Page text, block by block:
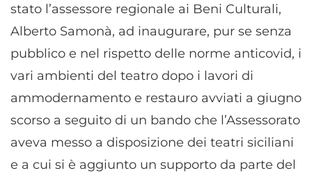
stato l’assessore regionale ai Beni Culturali,
Alberto Samonà, ad inaugurare, pur se senza
pubblico e nel rispetto delle norme anticovid, i
vari ambienti del teatro dopo i lavori di
ammodernamento e restauro avviati a giugno
scorso a seguito di un bando che l’Assessorato
aveva messo a disposizione dei teatri siciliani
e a cui si è aggiunto un supporto da parte del